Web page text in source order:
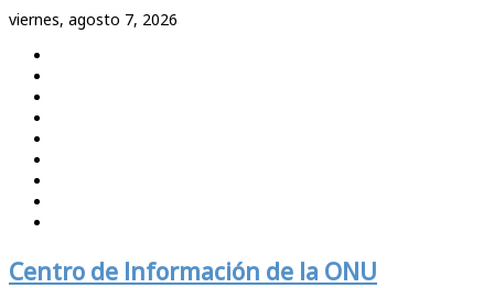
Saltar
contenido
viernes, agosto 7, 2026
Centro de Información de la ONU